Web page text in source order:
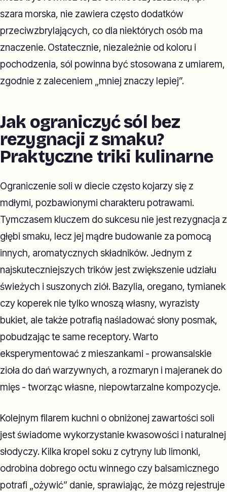
szara morska, nie zawiera często dodatków
przeciwzbrylających, co dla niektórych osób ma
znaczenie. Ostatecznie, niezależnie od koloru i
pochodzenia, sól powinna być stosowana z umiarem,
zgodnie z zaleceniem „mniej znaczy lepiej”.
Jak ograniczyć sól bez
rezygnacji z smaku?
Praktyczne triki kulinarne
Ograniczenie soli w diecie często kojarzy się z
mdłymi, pozbawionymi charakteru potrawami.
Tymczasem kluczem do sukcesu nie jest rezygnacja z
głębi smaku, lecz jej mądre budowanie za pomocą
innych, aromatycznych składników. Jednym z
najskuteczniejszych trików jest zwiększenie udziału
świeżych i suszonych ziół. Bazylia, oregano, tymianek
czy koperek nie tylko wnoszą własny, wyrazisty
bukiet, ale także potrafią naśladować słony posmak,
pobudzając te same receptory. Warto
eksperymentować z mieszankami - prowansalskie
zioła do dań warzywnych, a rozmaryn i majeranek do
mięs - tworząc własne, niepowtarzalne kompozycje.
Kolejnym filarem kuchni o obniżonej zawartości soli
jest świadome wykorzystanie kwasowości i naturalnej
słodyczy. Kilka kropel soku z cytryny lub limonki,
odrobina dobrego octu winnego czy balsamicznego
potrafi „ożywić” danie, sprawiając, że mózg rejestruje